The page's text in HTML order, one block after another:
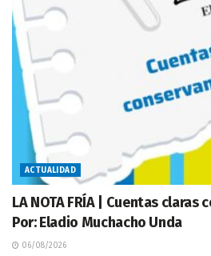
ACTUALIDAD
LA NOTA FRÍA | Cuentas claras
Por: Eladio Muchacho Unda
06/08/2026